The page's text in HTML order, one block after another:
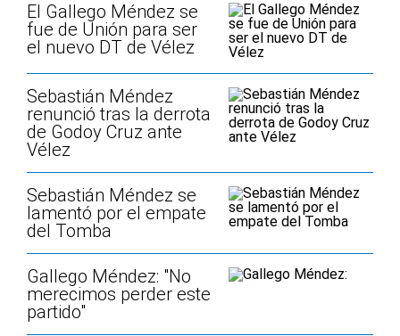
El Gallego Méndez se
fue de Unión para ser
el nuevo DT de Vélez
Sebastián Méndez
renunció tras la derrota
de Godoy Cruz ante
Vélez
Sebastián Méndez se
lamentó por el empate
del Tomba
Gallego Méndez: "No
merecimos perder este
partido"